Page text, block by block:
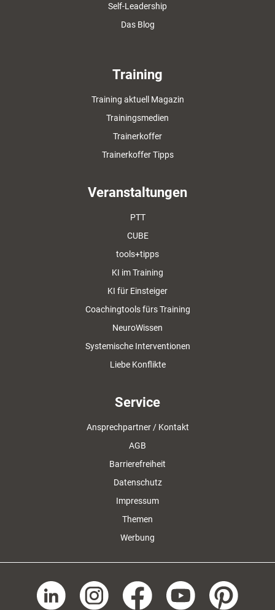
Self-Leadership
Das Blog
Training
Training aktuell Magazin
Trainingsmedien
Trainerkoffer
Trainerkoffer Tipps
Veranstaltungen
PTT
CUBE
tools+tipps
KI im Training
KI für Einsteiger
Coachingtools fürs Training
NeuroWissen
Systemische Interventionen
Liebe Konflikte
Service
Ansprechpartner / Kontakt
AGB
Barrierefreiheit
Datenschutz
Impressum
Themen
Werbung